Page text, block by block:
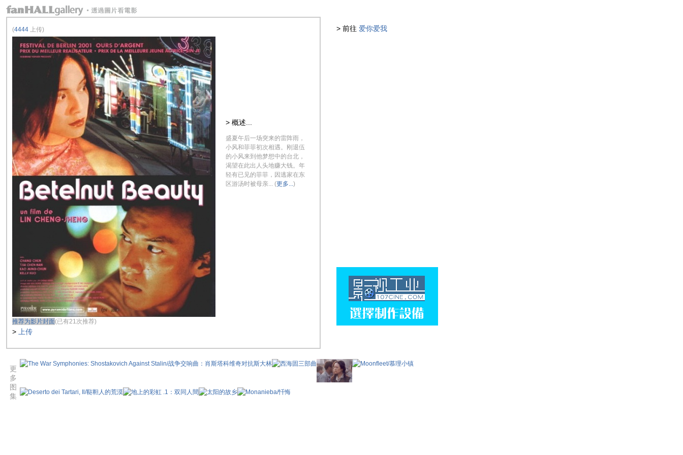
> 前往 爱你爱我
> 概述...
盛夏午后一场突来的雷阵雨，
小风和菲菲初次相遇。刚退伍
的小风来到他梦想中的台北，
渴望在此出人头地赚大钱。年
轻有已见的菲菲，因逃家在东
区游汤时被母亲... (更多...)
(4444 上传)
推荐为影片封面(已有21次推荐)
> 上传
更
多
图
集